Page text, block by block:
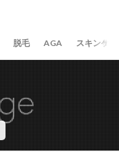
脱毛 AGA スキンケア